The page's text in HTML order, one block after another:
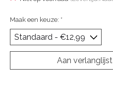
Maak een keuze: *
Aan